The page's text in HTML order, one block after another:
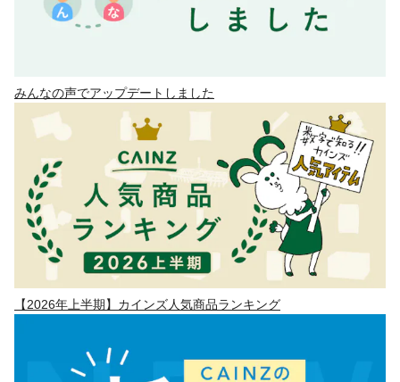
みんなの声でアップデートしました
【2026年上半期】カインズ人気商品ランキング